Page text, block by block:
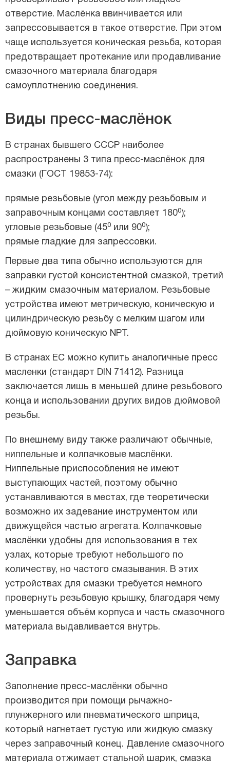
отверстие. Маслёнка ввинчивается или
запрессовывается в такое отверстие. При этом
чаще используется коническая резьба, которая
предотвращает протекание или продавливание
смазочного материала благодаря
самоуплотнению соединения.
Виды пресс-маслёнок
В странах бывшего СССР наиболее
распространены 3 типа пресс-маслёнок для
смазки (ГОСТ 19853-74):
прямые резьбовые (угол между резьбовым и
заправочным концами составляет 1800);
угловые резьбовые (450 или 900);
прямые гладкие для запрессовки.
Первые два типа обычно используются для
заправки густой консистентной смазкой, третий
– жидким смазочным материалом. Резьбовые
устройства имеют метрическую, коническую и
цилиндрическую резьбу с мелким шагом или
дюймовую коническую NPT.
В странах ЕС можно купить аналогичные пресс
масленки (стандарт DIN 71412). Разница
заключается лишь в меньшей длине резьбового
конца и использовании других видов дюймовой
резьбы.
По внешнему виду также различают обычные,
ниппельные и колпачковые маслёнки.
Ниппельные приспособления не имеют
выступающих частей, поэтому обычно
устанавливаются в местах, где теоретически
возможно их задевание инструментом или
движущейся частью агрегата. Колпачковые
маслёнки удобны для использования в тех
узлах, которые требуют небольшого по
количеству, но частого смазывания. В этих
устройствах для смазки требуется немного
провернуть резьбовую крышку, благодаря чему
уменьшается объём корпуса и часть смазочного
материала выдавливается внутрь.
Заправка
Заполнение пресс-маслёнки обычно
производится при помощи рычажно-
плунжерного или пневматического шприца,
который нагнетает густую или жидкую смазку
через заправочный конец. Давление смазочного
материала отжимает стальной шарик, смазка